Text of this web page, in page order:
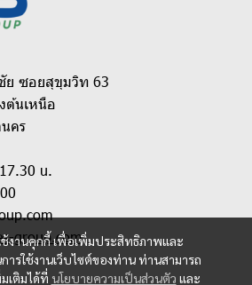
ช้งานคุกกี้ เพื่อเพิ่มประสิทธิภาพและ
รใช้งานเว็บไซต์ของท่าน ท่านสามารถ
เติมได้ที่ นโยบายความเป็นส่วนตัว และ
ย ซอยสุขุมวิท 63
ต้นเหนือ
คร
u.
group.com